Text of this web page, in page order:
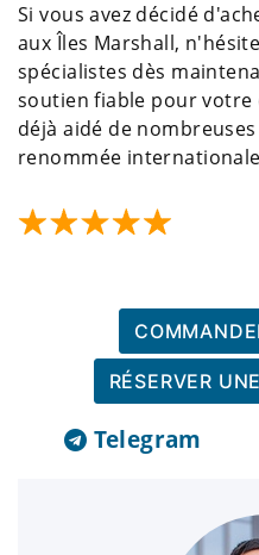
Si vous avez décidé
aux Îles Marshall,
spécialistes dès
soutien fiable pour votre
déjà aidé de
renommée
RÉSERVER
Telegram